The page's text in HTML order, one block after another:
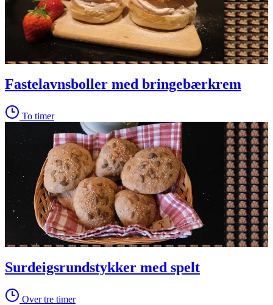
Fastelavnsboller med bringebærkrem
To timer
Surdeigsrundstykker med spelt
Over tre timer